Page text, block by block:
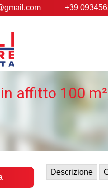
+39
affitto 100
Descrizione